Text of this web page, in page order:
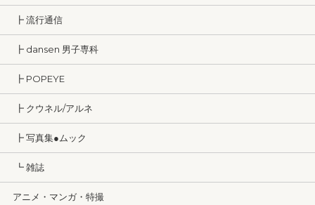
┣ 流行通信
┣ dansen 男子専科
┣ POPEYE
┣ クウネル/アルネ
┣ 写真集●ムック
┗ 雑誌
アニメ・マンガ・特撮